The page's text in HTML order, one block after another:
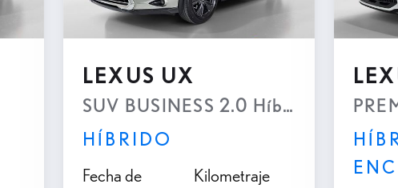
LEXUS UX
SUV BUSINESS 2.0 Híbrido
HÍBRIDO
Fecha de
Kilometraje